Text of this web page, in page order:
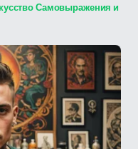
Самовыражения и